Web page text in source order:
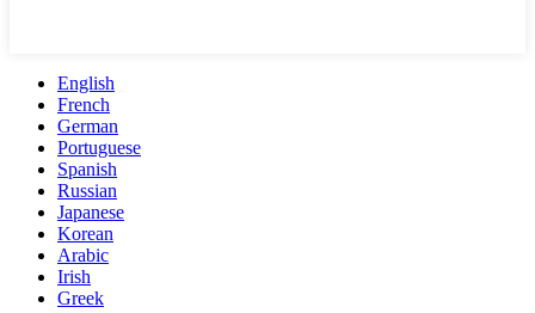
English
French
German
Portuguese
Spanish
Russian
Japanese
Korean
Arabic
Irish
Greek